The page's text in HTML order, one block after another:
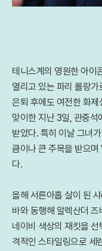
테니스계의 영원한 아이
열리고 있는 파리 롤랑
은퇴 후에도 여전한 화
맞이한 지난 3일, 관중석
받았다. 특히 이날 그녀
큼이나 큰 주목을 받으
다.
올해 서른아홉 살이 된
바와 동행해 알렉산더
네이비 색상의 재킷을
격적인 스타일링으로 세